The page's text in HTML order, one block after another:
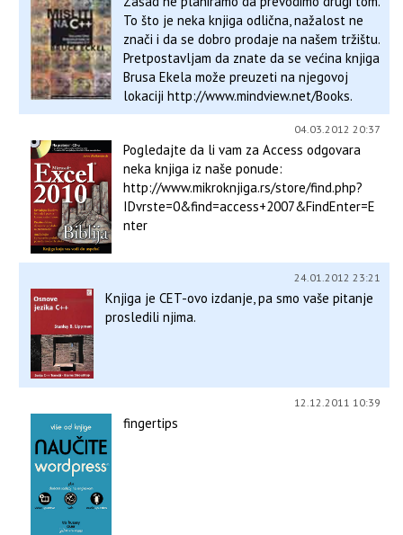
To što je neka knjiga odlična, nažalost ne
znači i da se dobro prodaje na našem tržištu.
Pretpostavljam da znate da se većina knjiga
Brusa Ekela može preuzeti na njegovoj
lokaciji http://www.mindview.net/Books.
04.03.2012 20:37
Pogledajte da li vam za Access odgovara
neka knjiga iz naše ponude:
http://www.mikroknjiga.rs/store/find.php?
IDvrste=0&find=access+2007&FindEnter=E
nter
24.01.2012 23:21
Knjiga je CET-ovo izdanje, pa smo vaše pitanje
prosledili njima.
12.12.2011 10:39
fingertips